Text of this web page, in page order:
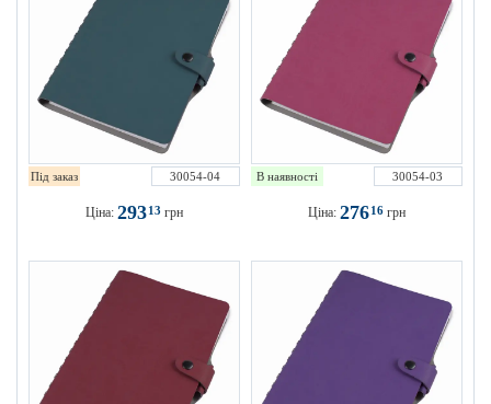
Під заказ 30054-04
Ціна: 29313 грн
В наявності 30054-03
Ціна: 27616 грн